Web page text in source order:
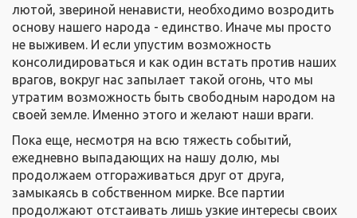
лютой, звериной ненависти, необходимо возродить
основу нашего народа - единство. Иначе мы просто
не выживем. И если упустим возможность
консолидироваться и как один встать против наших
врагов, вокруг нас запылает такой огонь, что мы
утратим возможность быть свободным народом на
своей земле. Именно этого и желают наши враги.
Пока еще, несмотря на всю тяжесть событий,
ежедневно выпадающих на нашу долю, мы
продолжаем отгораживаться друг от друга,
замыкаясь в собственном мирке. Все партии
продолжают отстаивать лишь узкие интересы своих